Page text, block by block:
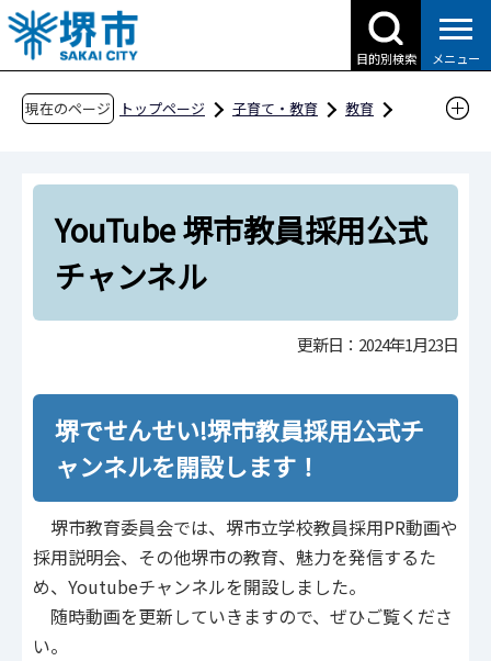
こ
の
ペ
目的別検索 メニュー
現在のページ トップページ 子育て・教育
教育
堺市立学校教員採用
堺でせんせい！ 公式SNS
YouTube 堺市教員採用公式チャンネル
YouTube 堺市教員採用公式
チャンネル
更新日：2024年1月23日
堺でせんせい!堺市教員採用公式チ
ャンネルを開設します！
堺市教育委員会では、堺市立学校教員採用PR動画や
採用説明会、その他堺市の教育、魅力を発信するた
め、Youtubeチャンネルを開設しました。
随時動画を更新していきますので、ぜひご覧くださ
い。